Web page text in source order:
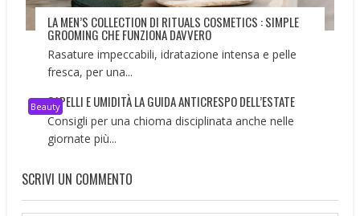
LA MEN’S COLLECTION DI RITUALS COSMETICS : SIMPLE
GROOMING CHE FUNZIONA DAVVERO
Rasature impeccabili, idratazione intensa e pelle
fresca, per una...
BeautyCAPELLI E UMIDITÀ LA GUIDA ANTICRESPO DELL’ESTATE
Consigli per una chioma disciplinata anche nelle
giornate più...
SCRIVI UN COMMENTO